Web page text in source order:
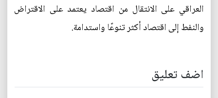
العراقي على الانتقال من اقتصاد يعتمد على الاقتراض
والنفط إلى اقتصاد أكثر تنوعًا واستدامة.
اضف تعليق